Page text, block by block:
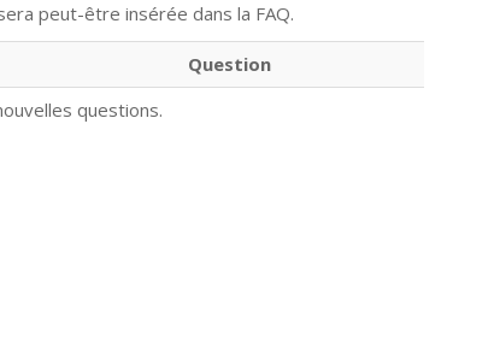
peut-être insérée dans la FAQ.
Question
questions.